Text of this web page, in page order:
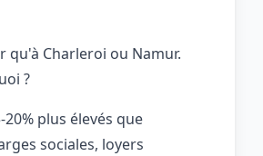
qu'à Charleroi ou Namur.
?
plus élevés que
sociales, loyers